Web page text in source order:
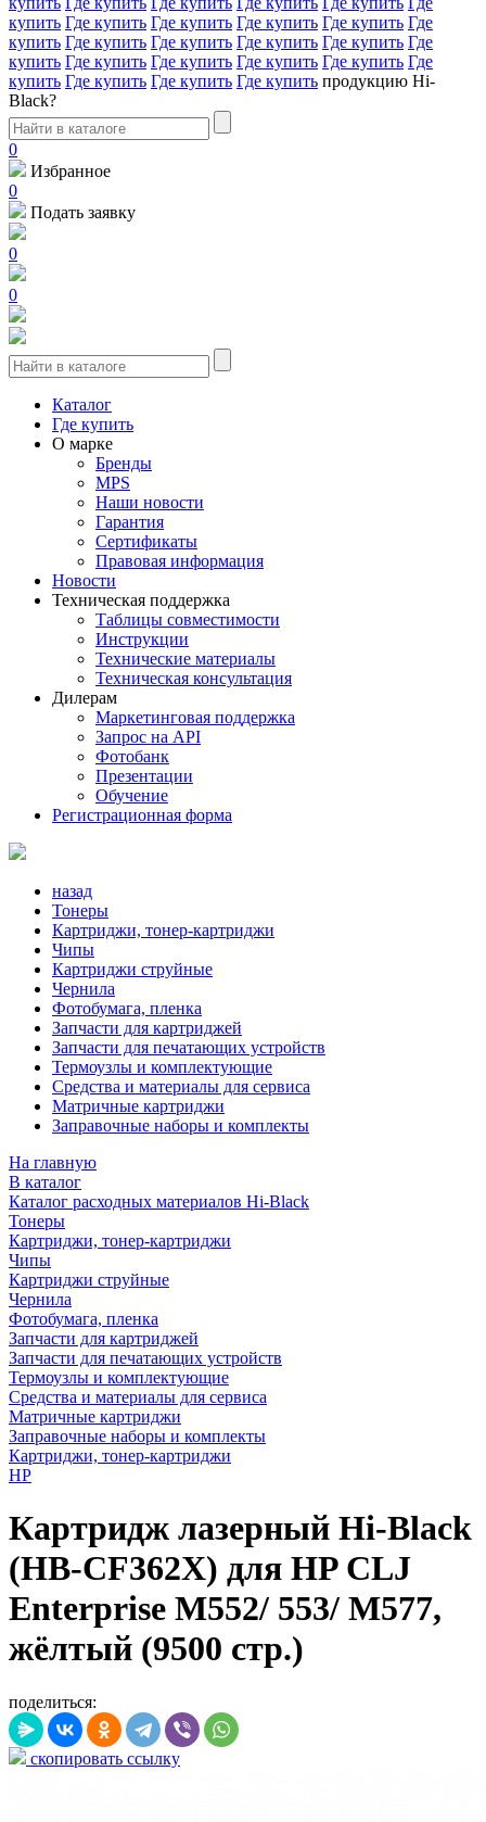
купить Где купить Где купить Где купить Где купить Где
купить Где купить Где купить Где купить Где купить Где
купить Где купить Где купить Где купить Где купить Где
купить Где купить Где купить Где купить продукцию Hi-
Black?
0
Избранное
0
Подать заявку
0
0
Каталог
Где купить
О марке
Бренды
MPS
Наши новости
Гарантия
Сертификаты
Правовая информация
Новости
Техническая поддержка
Таблицы совместимости
Инструкции
Технические материалы
Техническая консультация
Дилерам
Маркетинговая поддержка
Запрос на API
Фотобанк
Презентации
Обучение
Регистрационная форма
назад
Тонеры
Картриджи, тонер-картриджи
Чипы
Картриджи струйные
Чернила
Фотобумага, пленка
Запчасти для картриджей
Запчасти для печатающих устройств
Термоузлы и комплектующие
Средства и материалы для сервиса
Матричные картриджи
Заправочные наборы и комплекты
На главную
В каталог
Каталог расходных материалов Hi-Black
Тонеры
Картриджи, тонер-картриджи
Чипы
Картриджи струйные
Чернила
Фотобумага, пленка
Запчасти для картриджей
Запчасти для печатающих устройств
Термоузлы и комплектующие
Средства и материалы для сервиса
Матричные картриджи
Заправочные наборы и комплекты
Картриджи, тонер-картриджи
HP
Картридж лазерный Hi-Black
(HB-CF362X) для HP CLJ
Enterprise M552/ 553/ M577,
жёлтый (9500 стр.)
поделиться:
скопировать ссылку